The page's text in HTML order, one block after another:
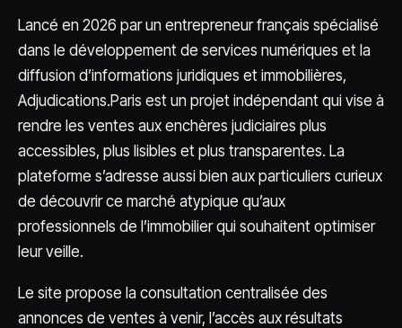
Lancé en 2026 par un entrepreneur français spécialisé
dans le développement de services numériques et la
diffusion d’informations juridiques et immobilières,
Adjudications.Paris est un projet indépendant qui vise à
rendre les ventes aux enchères judiciaires plus
accessibles, plus lisibles et plus transparentes. La
plateforme s’adresse aussi bien aux particuliers curieux
de découvrir ce marché atypique qu’aux
professionnels de l’immobilier qui souhaitent optimiser
leur veille.
Le site propose la consultation centralisée des
annonces de ventes à venir, l’accès aux résultats